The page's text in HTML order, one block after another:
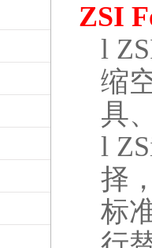
ZSI
l
缩
具
l
择
标